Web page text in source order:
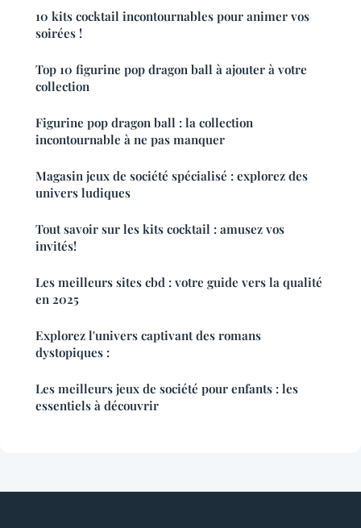
10 kits cocktail incontournables pour animer vos
soirées !
Top 10 figurine pop dragon ball à ajouter à votre
collection
Figurine pop dragon ball : la collection
incontournable à ne pas manquer
Magasin jeux de société spécialisé : explorez des
univers ludiques
Tout savoir sur les kits cocktail : amusez vos
invités!
Les meilleurs sites cbd : votre guide vers la qualité
en 2025
Explorez l'univers captivant des romans
dystopiques :
Les meilleurs jeux de société pour enfants : les
essentiels à découvrir